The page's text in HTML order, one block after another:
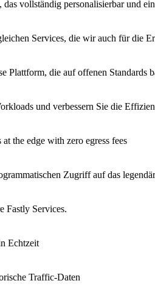
vollständig personalisierbar und
Services, die wir auch für die
Plattform, die auf offenen Standards
und verbessern Sie die
the edge with zero egress fees
Zugriff auf das
Fastly Services.
Echtzeit
Traffic-Daten